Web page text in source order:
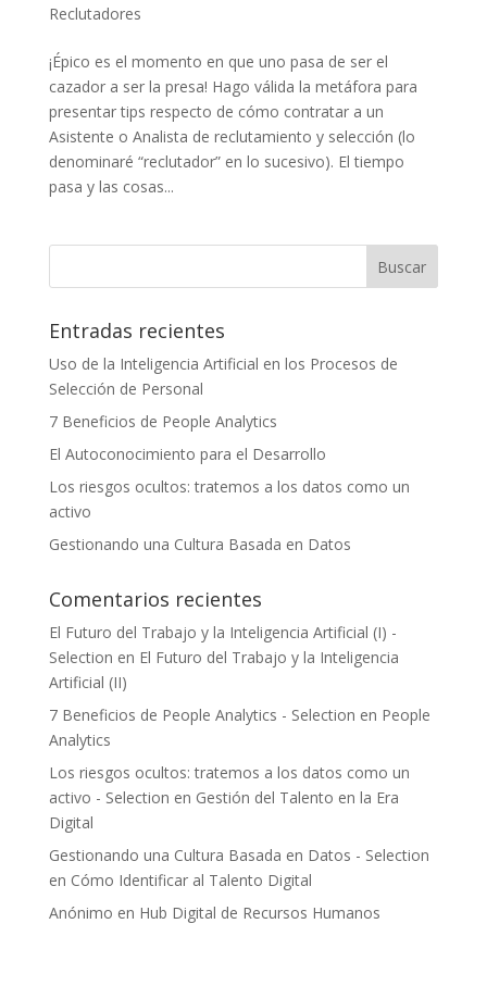
Reclutadores
¡Épico es el momento en que uno pasa de ser el
cazador a ser la presa! Hago válida la metáfora para
presentar tips respecto de cómo contratar a un
Asistente o Analista de reclutamiento y selección (lo
denominaré “reclutador” en lo sucesivo). El tiempo
pasa y las cosas...
Entradas recientes
Uso de la Inteligencia Artificial en los Procesos de
Selección de Personal
7 Beneficios de People Analytics
El Autoconocimiento para el Desarrollo
Los riesgos ocultos: tratemos a los datos como un
activo
Gestionando una Cultura Basada en Datos
Comentarios recientes
El Futuro del Trabajo y la Inteligencia Artificial (I) -
Selection en El Futuro del Trabajo y la Inteligencia
Artificial (II)
7 Beneficios de People Analytics - Selection en People
Analytics
Los riesgos ocultos: tratemos a los datos como un
activo - Selection en Gestión del Talento en la Era
Digital
Gestionando una Cultura Basada en Datos - Selection
en Cómo Identificar al Talento Digital
Anónimo en Hub Digital de Recursos Humanos